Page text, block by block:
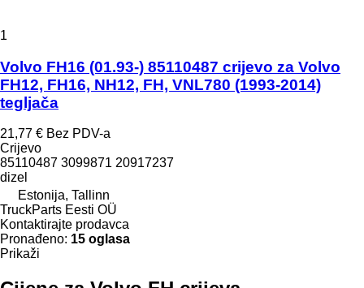
1
Volvo FH16 (01.93-) 85110487 crijevo za Volvo
FH12, FH16, NH12, FH, VNL780 (1993-2014)
tegljača
21,77 € Bez PDV-a
Crijevo
85110487 3099871 20917237
dizel
Estonija, Tallinn
TruckParts Eesti OÜ
Kontaktirajte prodavca
Pronađeno: 15 oglasa
Prikaži